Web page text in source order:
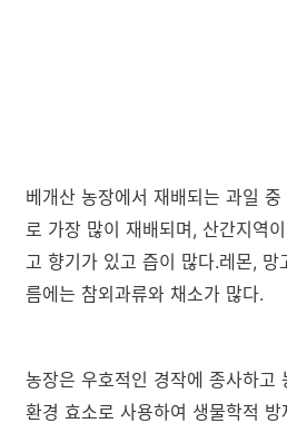
베개산 농장에서 재배되는 과일
로 가장 많이 재배되며, 산간지역
고 향기가 있고 즙이 많다.레몬,
름에는 참외과류와 채소가 많다.
농장은 우호적인 경작에 종사하고
환경 효소로 사용하여 생물학적